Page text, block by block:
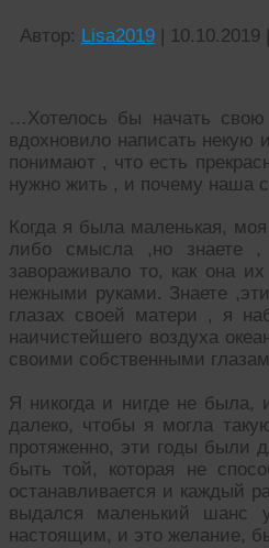
Автор: Lisa2019 | 10.10.2019 |
…Хотелось бы начать
вдохновило написать
понимают , что есть
нужно жить , и почему наша
Когда я была маленькая,
либо смысла ,но знаете ,
завораживало то, как она
нежными руками. Знаете
глазах своей матери , я
наичистейшего воздуха
своими собственными
Я никогда и нигде не была,
далеко, чтобы я могла
протяженно, эти годы были
быть той, которая не
останавливается и каждый
выдался маленький шанс
настоящим, и это желание,